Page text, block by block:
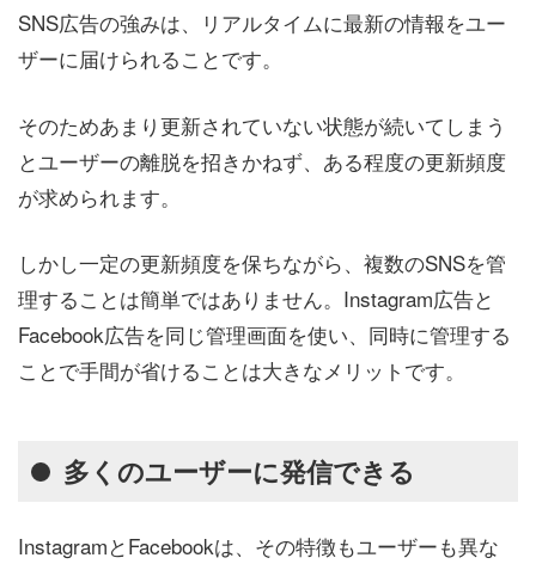
SNS広告の強みは、リアルタイムに最新の情報をユー
ザーに届けられることです。
そのためあまり更新されていない状態が続いてしまう
とユーザーの離脱を招きかねず、ある程度の更新頻度
が求められます。
しかし一定の更新頻度を保ちながら、複数のSNSを管
理することは簡単ではありません。Instagram広告と
Facebook広告を同じ管理画面を使い、同時に管理する
ことで手間が省けることは大きなメリットです。
多くのユーザーに発信できる
InstagramとFacebookは、その特徴もユーザーも異な